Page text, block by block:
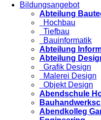
Bildungsangebot
Abteilung
Hochbau
Tiefbau
Bauinformatik
Abteilung
Abteilung
Grafik Design
Malerei Design
Objekt Design
Abendschule
Abendkolleg